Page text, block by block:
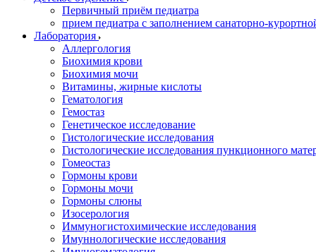
Первичный приём педиатра
прием педиатра с заполнением санаторно-
Лаборатория
Аллергология
Биохимия крови
Биохимия мочи
Витамины, жирные кислоты
Гематология
Гемостаз
Генетическое исследование
Гистологические исследования
Гистологические исследования пункционного
Гомеостаз
Гормоны крови
Гормоны мочи
Гормоны слюны
Изосерология
Иммуногистохимические исследования
Имуннологические исследования